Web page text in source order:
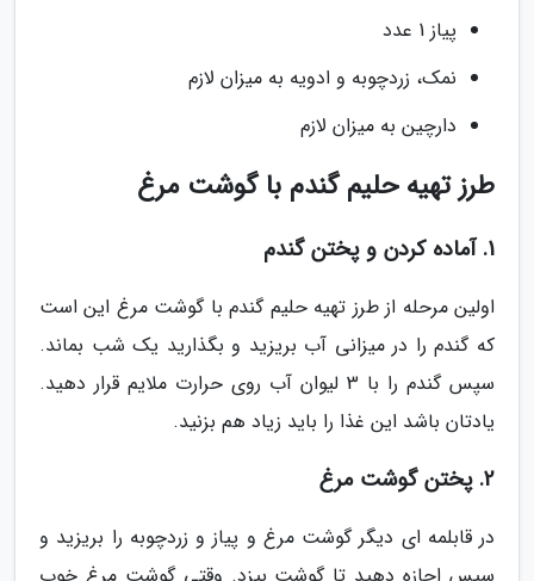
پیاز 1 عدد
نمک، زردچوبه و ادویه به میزان لازم
دارچین به میزان لازم
طرز تهیه حلیم گندم با گوشت مرغ
1. آماده کردن و پختن گندم
اولین مرحله از طرز تهیه حلیم گندم با گوشت مرغ این است
که گندم را در میزانی آب بریزید و بگذارید یک شب بماند.
سپس گندم را با 3 لیوان آب روی حرارت ملایم قرار دهید.
یادتان باشد این غذا را باید زیاد هم بزنید.
2. پختن گوشت مرغ
در قابلمه ای دیگر گوشت مرغ و پیاز و زردچوبه را بریزید و